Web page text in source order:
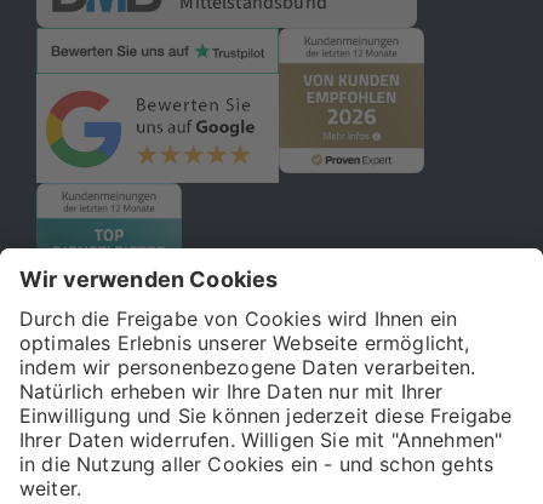
© 2026 121WATT GmbH